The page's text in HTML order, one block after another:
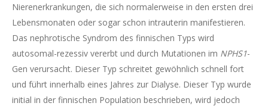
Nierenerkrankungen, die sich normalerweise in den ersten drei
Lebensmonaten oder sogar schon intrauterin manifestieren.
Das nephrotische Syndrom des finnischen Typs wird
autosomal-rezessiv vererbt und durch Mutationen im NPHS1-
Gen verursacht. Dieser Typ schreitet gewöhnlich schnell fort
und führt innerhalb eines Jahres zur Dialyse. Dieser Typ wurde
initial in der finnischen Population beschrieben, wird jedoch